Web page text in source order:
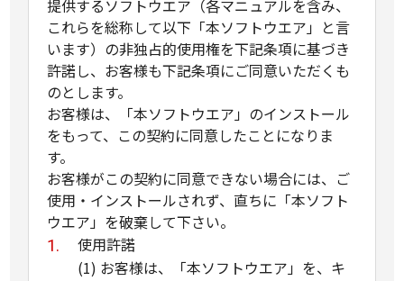
提供するソフトウエア（各マニュアルを含み、
これらを総称して以下「本ソフトウエア」と言
います）の非独占的使用権を下記条項に基づき
許諾し、お客様も下記条項にご同意いただくも
のとします。
お客様は、「本ソフトウエア」のインストール
をもって、この契約に同意したことになりま
す。
お客様がこの契約に同意できない場合には、ご
使用・インストールされず、直ちに「本ソフト
ウエア」を破棄して下さい。
使用許諾
(1) お客様は、「本ソフトウエア」を、キ